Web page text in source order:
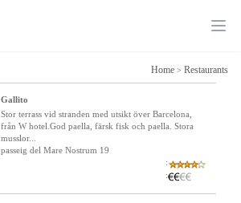
Home > Restaurants
Gallito
Stor terrass vid stranden med utsikt över Barcelona,
från W hotel.God paella, färsk fisk och paella. Stora
musslor...
passeig del Mare Nostrum 19
:
: